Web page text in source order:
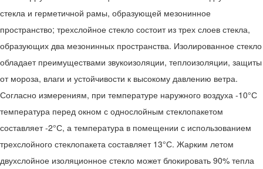
стекла и герметичной рамы, образующей мезонинное
пространство; трехслойное стекло состоит из трех слоев стекла,
образующих два мезонинных пространства. Изолированное стекло
обладает преимуществами звукоизоляции, теплоизоляции, защиты
от мороза, влаги и устойчивости к высокому давлению ветра.
Согласно измерениям, при температуре наружного воздуха -10°С
температура перед окном с однослойным стеклопакетом
составляет -2°С, а температура в помещении с использованием
трехслойного стеклопакета составляет 13°С. Жарким летом
двухслойное изоляционное стекло может блокировать 90% тепла